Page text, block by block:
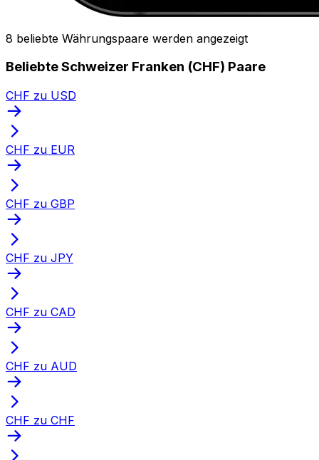
8 beliebte Währungspaare werden angezeigt
Beliebte Schweizer Franken (CHF) Paare
CHF zu USD
CHF zu EUR
CHF zu GBP
CHF zu JPY
CHF zu CAD
CHF zu AUD
CHF zu CHF